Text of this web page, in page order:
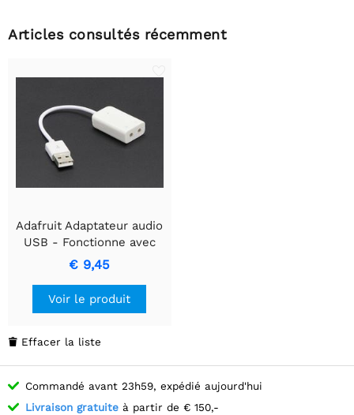
Articles consultés récemment
Adafruit Adaptateur audio
USB - Fonctionne avec
raspberry pi
€ 9,45
Voir le produit
 Effacer la liste
Commandé avant 23h59, expédié aujourd'hui
Livraison gratuite à partir de € 150,-